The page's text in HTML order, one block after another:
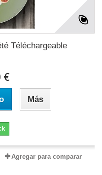
Téléchargeable
€
Más
Agregar para comparar